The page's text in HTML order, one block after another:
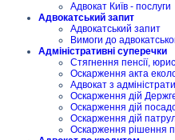
Адвокат Київ - послуги
Адвокатський запит
Адвокатський запит
Вимоги до
Адміністративні суперечки
Стягнення пенсії,
Оскарження акта
Адвокат з
Оскарження дій
Оскарження дій
Оскарження дій
Оскарження рішення